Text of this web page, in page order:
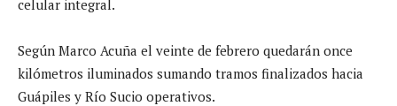
celular integral.
Según Marco Acuña el veinte de febrero quedarán once
kilómetros iluminados sumando tramos finalizados hacia
Guápiles y Río Sucio operativos.